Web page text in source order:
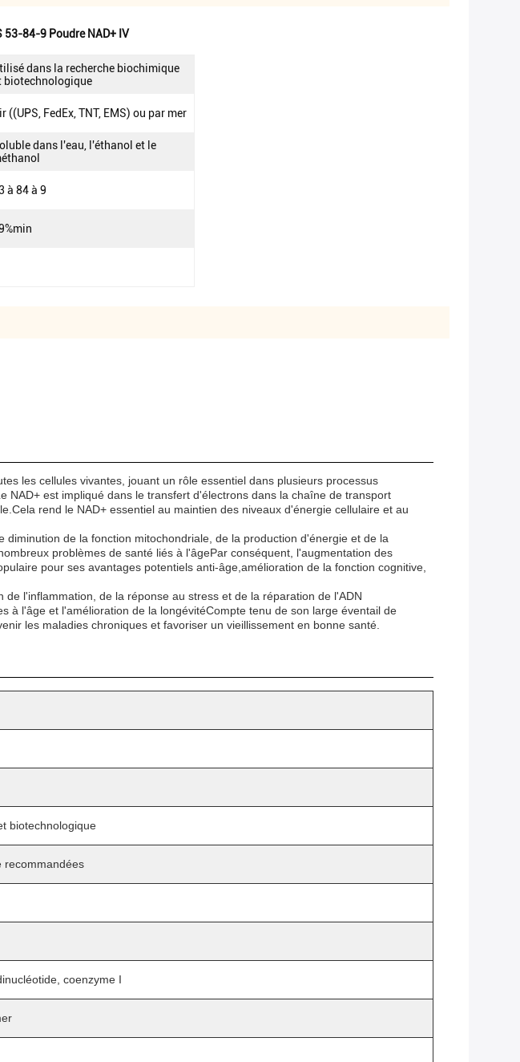
53-84-9 Poudre NAD+ IV
dans la recherche biochimique
biotechnologique
((UPS, FedEx, TNT, EMS) ou par mer
dans l'eau, l'éthanol et le
à 84 à 9
les cellules vivantes, jouant un rôle essentiel dans plusieurs processus
NAD+ est impliqué dans le transfert d'électrons dans la chaîne de transport
rend le NAD+ essentiel au maintien des niveaux d'énergie cellulaire et au
de la fonction mitochondriale, de la production d'énergie et de la
problèmes de santé liés à l'âgePar conséquent, l'augmentation des
pour ses avantages potentiels anti-âge,amélioration de la fonction cognitive,
l'inflammation, de la réponse au stress et de la réparation de l'ADN
à l'âge et l'amélioration de la longévitéCompte tenu de son large éventail de
les maladies chroniques et favoriser un vieillissement en bonne santé.
biotechnologique
recommandées
coenzyme I